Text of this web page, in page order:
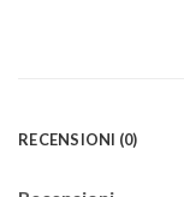
RECENSIONI (0)